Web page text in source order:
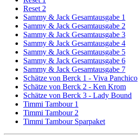
Reset 2
Sammy & Jack Gesamtausgabe 1
Sammy & Jack Gesamtausgabe 2
Sammy & Jack Gesamtausgabe 3
Sammy & Jack Gesamtausgabe 4
Sammy & Jack Gesamtausgabe 5
Sammy & Jack Gesamtausgabe 6
Sammy & Jack Gesamtausgabe 7
Schätze von Berck 1 - Viva Panchico
Schätze von Berck 2 - Ken Krom
Schätze von Berck 3 - Lady Bound
Timmi Tambour 1
Timmi Tambour 2
Timmi Tambour Sparpaket